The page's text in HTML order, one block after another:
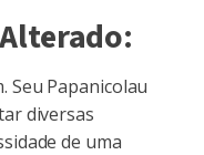
Seu Papanicolau
diversas
de uma